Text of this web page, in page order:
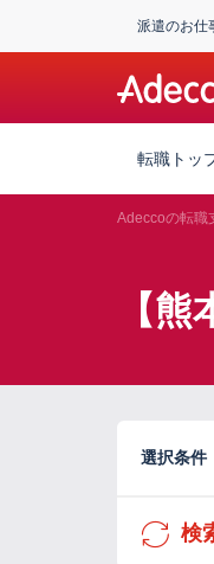
派遣のお仕
転職トッ
Adeccoの転職
【
選択条件
検